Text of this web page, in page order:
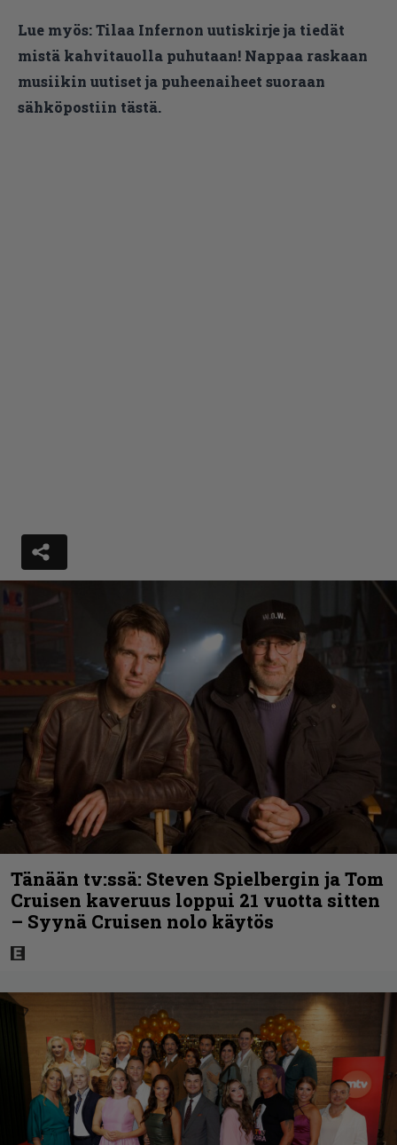
Lue myös:Tilaa Infernon uutiskirje ja tiedät
mistä kahvitauolla puhutaan! Nappaa raskaan
musiikin uutiset ja puheenaiheet suoraan
sähköpostiin tästä.
Tänään tv:ssä: Steven Spielbergin ja Tom
Cruisen kaveruus loppui 21 vuotta sitten
– Syynä Cruisen nolo käytös